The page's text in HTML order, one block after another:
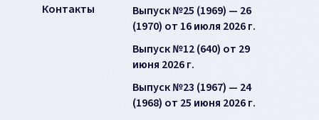
Контакты
Выпуск №25 (1969) — 26
(1970) от 16 июля 2026 г.
Выпуск №12 (640) от 29
июня 2026 г.
Выпуск №23 (1967) — 24
(1968) от 25 июня 2026 г.